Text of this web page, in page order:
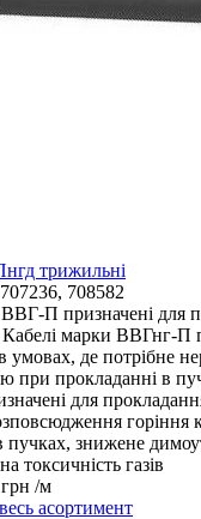
трижильні
708582
П призначені для
марки ВВГнг-П
умовах, де потрібне
при прокладанні в
для
горіння
пучках, знижене
токсичність газів
грн /м
асортимент